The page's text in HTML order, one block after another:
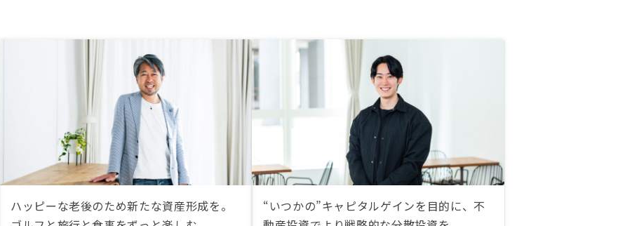
ハッピーな老後のため新たな資産形成を。
“いつかの”キャピタルゲインを目的に、不